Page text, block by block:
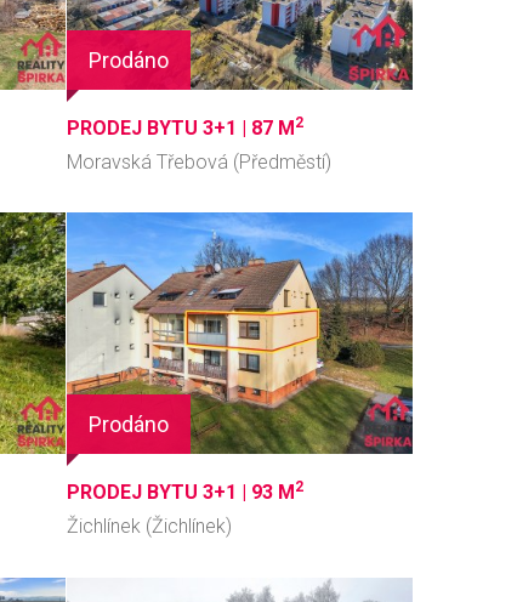
Prodáno
PRODEJ BYTU 3+1 | 87 M2
Moravská Třebová (Předměstí)
Prodáno
PRODEJ BYTU 3+1 | 93 M 2
Žichlínek (Žichlínek)